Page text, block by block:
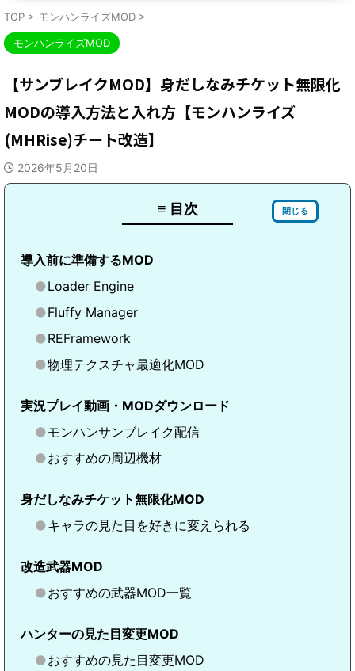
TOP > モンハンライズMOD >
モンハンライズMOD
【サンブレイクMOD】身だしなみチケット無限化
MODの導入方法と入れ方【モンハンライズ
(MHRise)チート改造】
2026年5月20日
≡ 目次 閉じる
導入前に準備するMOD
Loader Engine
Fluffy Manager
REFramework
物理テクスチャ最適化MOD
実況プレイ動画・MODダウンロード
モンハンサンブレイク配信
おすすめの周辺機材
身だしなみチケット無限化MOD
キャラの見た目を好きに変えられる
改造武器MOD
おすすめの武器MOD一覧
ハンターの見た目変更MOD
おすすめの見た目変更MOD